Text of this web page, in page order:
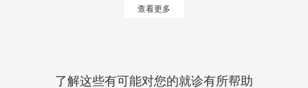
1998年4月-1999年4月在上海市第一人民医院眼科进修玻璃体和视网膜疾病。
查看更多
了解这些有可能对您的就诊有所帮助